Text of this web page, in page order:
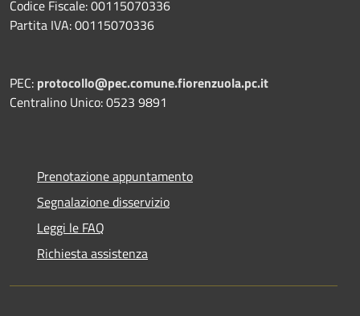
Codice Fiscale: 00115070336
Partita IVA: 00115070336
PEC: protocollo@pec.comune.fiorenzuola.pc.it
Centralino Unico: 0523 9891
Prenotazione appuntamento
Segnalazione disservizio
Leggi le FAQ
Richiesta assistenza